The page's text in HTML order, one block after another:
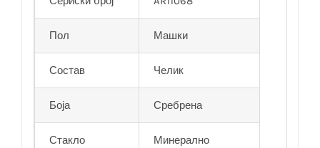
Пол Машки
Состав Челик
Боја Сребрена
Стакло Минерално